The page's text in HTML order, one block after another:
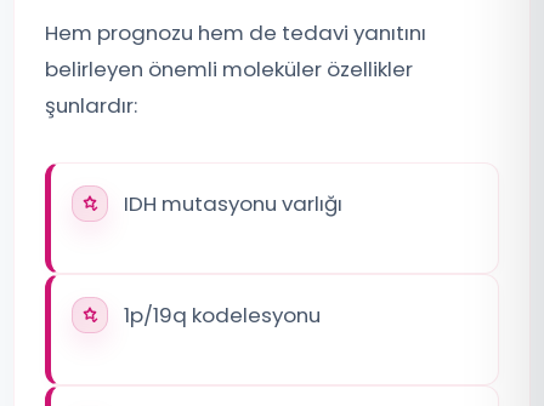
Hem prognozu hem de tedavi yanıtını
belirleyen önemli moleküler özellikler
şunlardır:
IDH mutasyonu varlığı
1p/19q kodelesyonu